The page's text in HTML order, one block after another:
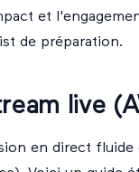
et
de préparation.
live
en direct fluide